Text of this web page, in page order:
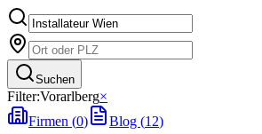
Suchen
Filter:Vorarlberg×
Firmen (0) Blog (12)